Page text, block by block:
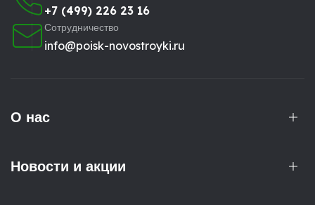
+7 (499) 226 23 16
Сотрудничество
info@poisk-novostroyki.ru
О нас
Новости и акции